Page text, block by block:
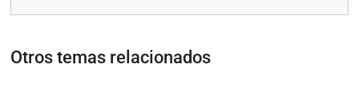
Otros temas relacionados